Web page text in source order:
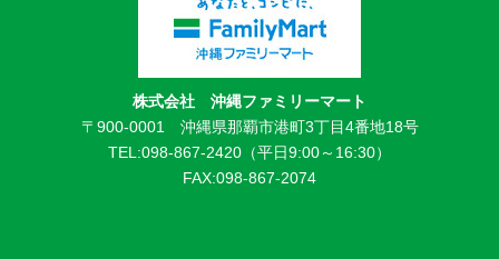
株式会社 沖縄ファミリーマート
〒900-0001 沖縄県那覇市港町3丁目4番地18号
TEL:098-867-2420（平日9:00～16:30）
FAX:098-867-2074